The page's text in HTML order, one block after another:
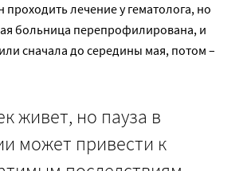
проходить лечение у гематолога, но
больница перепрофилирована, и
сначала до середины мая, потом –
живет, но пауза в
может привести к